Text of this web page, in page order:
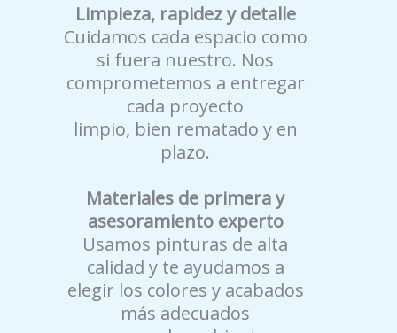
Limpieza, rapidez y detalle
Cuidamos cada espacio como
si fuera nuestro. Nos
comprometemos a entregar
cada proyecto
limpio, bien rematado y en
plazo.
Materiales de primera y
asesoramiento experto
Usamos pinturas de alta
calidad y te ayudamos a
elegir los colores y acabados
más adecuados